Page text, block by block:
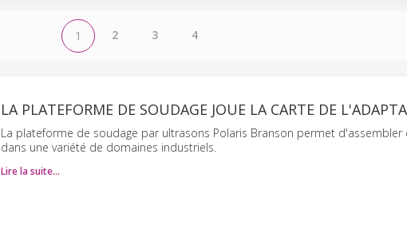
1 2 3 4
LA PLATEFORME DE SOUDAGE JOUE LA CARTE DE
La plateforme de soudage par ultrasons Polaris Branson permet d'assembler
dans une variété de domaines industriels.
Lire la suite…